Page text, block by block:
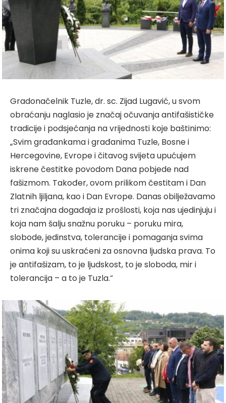
Gradonačelnik Tuzle, dr. sc. Zijad Lugavić, u svom
obraćanju naglasio je značaj očuvanja antifašističke
tradicije i podsjećanja na vrijednosti koje baštinimo:
„Svim građankama i građanima Tuzle, Bosne i
Hercegovine, Evrope i čitavog svijeta upućujem
iskrene čestitke povodom Dana pobjede nad
fašizmom. Također, ovom prilikom čestitam i Dan
Zlatnih ljiljana, kao i Dan Evrope. Danas obilježavamo
tri značajna događaja iz prošlosti, koja nas ujedinjuju i
koja nam šalju snažnu poruku – poruku mira,
slobode, jedinstva, tolerancije i pomaganja svima
onima koji su uskraćeni za osnovna ljudska prava. To
je antifašizam, to je ljudskost, to je sloboda, mir i
tolerancija – a to je Tuzla.“